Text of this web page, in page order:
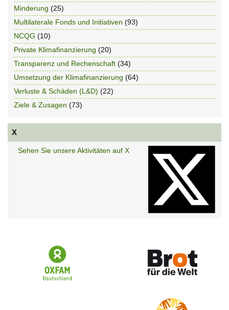
Minderung (25)
Multilaterale Fonds und Initiativen (93)
NCQG (10)
Private Klimafinanzierung (20)
Transparenz und Rechenschaft (34)
Umsetzung der Klimafinanzierung (64)
Verluste & Schäden (L&D) (22)
Ziele & Zusagen (73)
X
Sehen Sie unsere Aktivitäten auf X